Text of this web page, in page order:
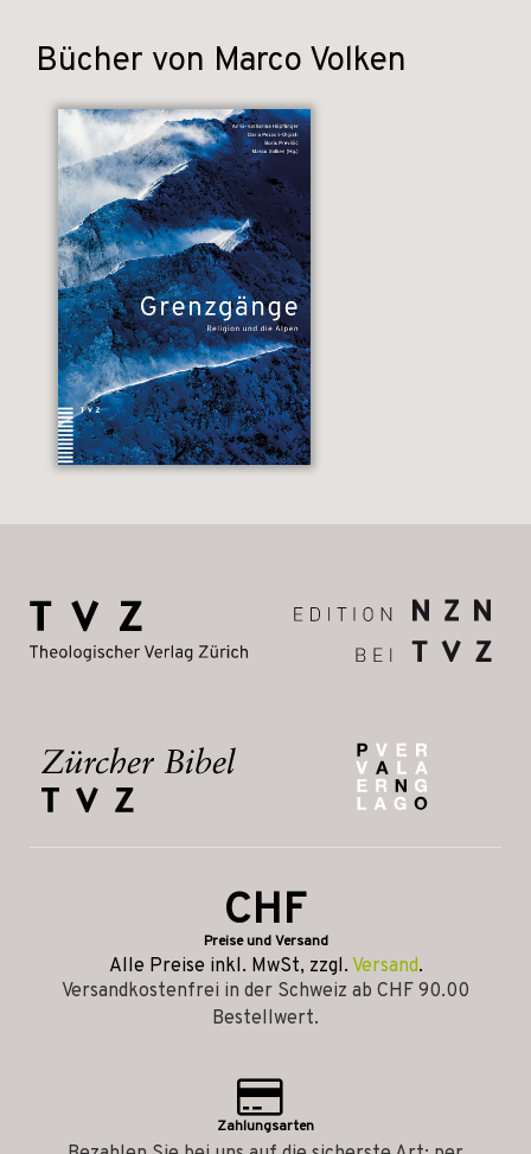
Bücher von Marco Volken
CHF
Preise und Versand
Alle Preise inkl. MwSt, zzgl. Versand.
Versandkostenfrei in der Schweiz ab CHF 90.00
Bestellwert.
Zahlungsarten